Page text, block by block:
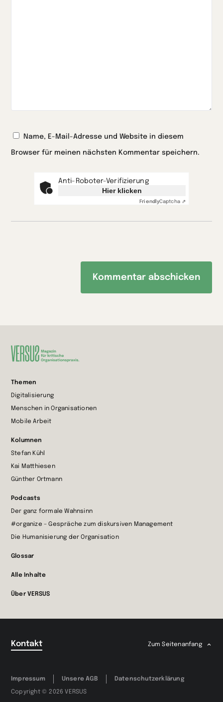
Name, E-Mail-Adresse und Website in diesem
Browser für meinen nächsten Kommentar speichern.
Anti-Roboter-Verifizierung
Hier klicken
FriendlyCaptcha ⇗
Startseite
wechseln
Themen
Digitalisierung
Menschen in Organisationen
Mobile Arbeit
Kolumnen
Stefan Kühl
Kai Matthiesen
Günther Ortmann
Podcasts
Der ganz formale Wahnsinn
#organize – Gespräche zum diskursiven Management
Die Humanisierung der Organisation
Glossar
Alle Inhalte
Über VERSUS
Kontakt Zum Seitenanfang
Impressum Unsere AGB Datenschutzerklärung
Copyright © 2026 VERSUS